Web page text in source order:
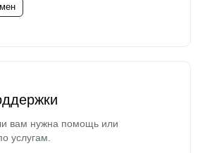
вам нужна помощь или
услугам.